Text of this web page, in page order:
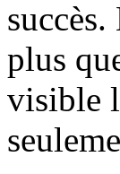
plus
visible